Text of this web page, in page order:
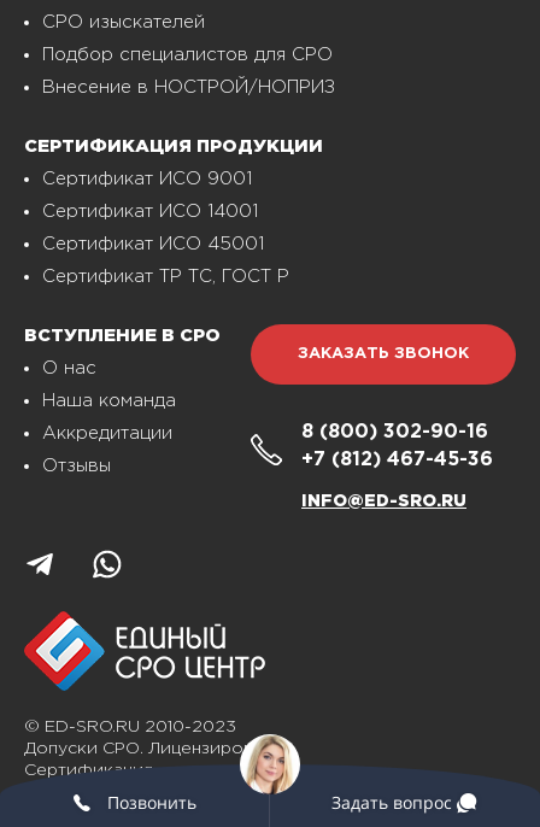
СРО изыскателей
Подбор специалистов для СРО
Внесение в НОСТРОЙ/НОПРИЗ
СЕРТИФИКАЦИЯ ПРОДУКЦИИ
Сертификат ИСО 9001
Сертификат ИСО 14001
Сертификат ИСО 45001
Сертификат ТР ТС, ГОСТ Р
ВСТУПЛЕНИЕ В СРО
О нас
Наша команда
Аккредитации
Отзывы
ЗАКАЗАТЬ ЗВОНОК
8 (800) 302-90-16
+7 (812) 467-45-36
INFO@ED-SRO.RU
© ED-SRO.RU 2010-2023
Допуски СРО. Лицензирование.
Сертификация
Позвонить Задать вопрос